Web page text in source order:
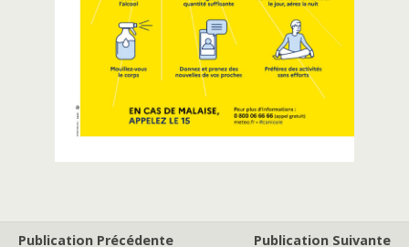
Publication Précédente Publication Suivante